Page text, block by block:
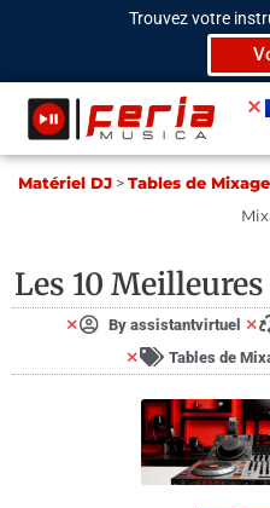
Trouvez votre
Ma­té­riel DJ> Tables de
Les 10
Byassistantvirtuel
Tables de